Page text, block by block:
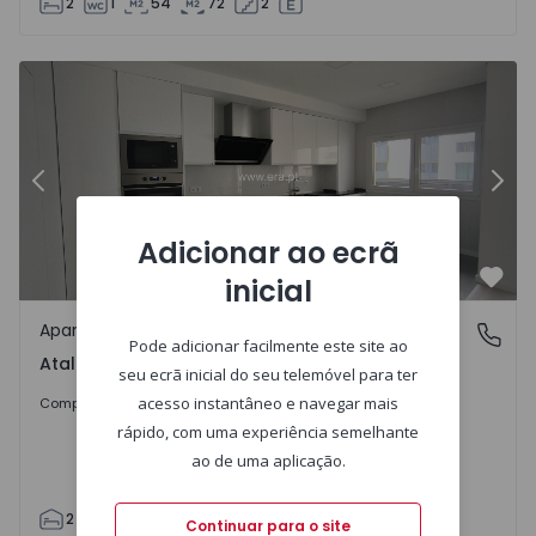
Apartamento T2 Amadora, Águas Livres - 1566915 - 1
Anterior
Atalaia, Amadora
Apartamento
Atalaia, Amadora
Comprar 475.000 €
2 95 1
Adicionar ao ecrã
inicial
Pode adicionar facilmente este site ao
seu ecrã inicial do seu telemóvel para ter
acesso instantâneo e navegar mais
rápido, com uma experiência semelhante
ao de uma aplicação.
Continuar para o site